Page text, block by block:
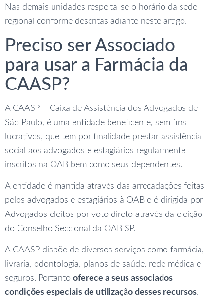
Nas demais unidades respeita-se o horário da sede
regional conforme descritas adiante neste artigo.
Preciso ser Associado
para usar a Farmácia da
CAASP?
A CAASP – Caixa de Assistência dos Advogados de
São Paulo, é uma entidade beneficente, sem fins
lucrativos, que tem por finalidade prestar assistência
social aos advogados e estagiários regularmente
inscritos na OAB bem como seus dependentes.
A entidade é mantida através das arrecadações feitas
pelos advogados e estagiários à OAB e é dirigida por
Advogados eleitos por voto direto através da eleição
do Conselho Seccional da OAB SP.
A CAASP dispõe de diversos serviços como farmácia,
livraria, odontologia, planos de saúde, rede médica e
seguros. Portanto oferece a seus associados
condições especiais de utilização desses recursos.